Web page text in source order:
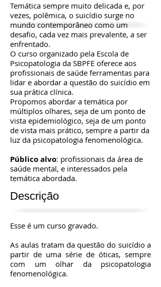
Temática sempre muito delicada e, por
vezes, polêmica, o suicídio surge no
mundo contemporâneo como um
desafio, cada vez mais prevalente, a ser
enfrentado.
O curso organizado pela Escola de
Psicopatologia da SBPFE oferece aos
profissionais de saúde ferramentas para
lidar e abordar a questão do suicídio em
sua prática clínica.
Propomos abordar a temática por
múltiplos olhares, seja de um ponto de
vista epidemiológico, seja de um ponto
de vista mais prático, sempre a partir da
luz da psicopatologia fenomenológica.
Público alvo: profissionais da área de
saúde mental, e interessados pela
temática abordada.
Descrição
Esse é um curso gravado.
As aulas tratam da questão do suicídio a
partir de uma série de óticas, sempre
com um olhar da psicopatologia
fenomenológica.